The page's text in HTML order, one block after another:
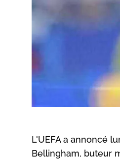
L'UEFA a annoncé
Bellingham, buteur